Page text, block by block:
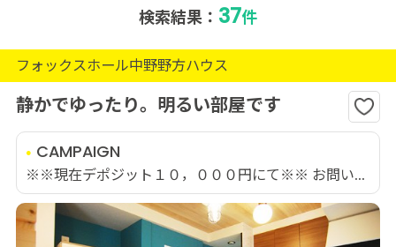
検索結果： 37件
フォックスホール中野野方ハウス
静かでゆったり。明るい部屋です
CAMPAIGN
※※現在デポジット１０，０００円にて※※ お問い...